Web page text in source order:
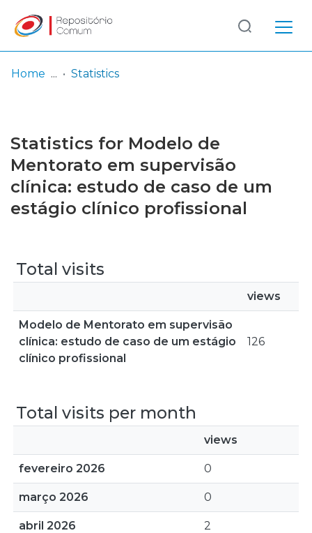
Browse repository
Entities
Log
In
(current)
Home Statistics
Statistics for Modelo de
Mentorato em supervisão
clínica: estudo de caso de um
estágio clínico profissional
Total visits
views
Modelo de Mentorato em supervisão
clínica: estudo de caso de um estágio
clínico profissional
126
Total visits per month
views
fevereiro 2026 0
março 2026 0
abril 2026 2